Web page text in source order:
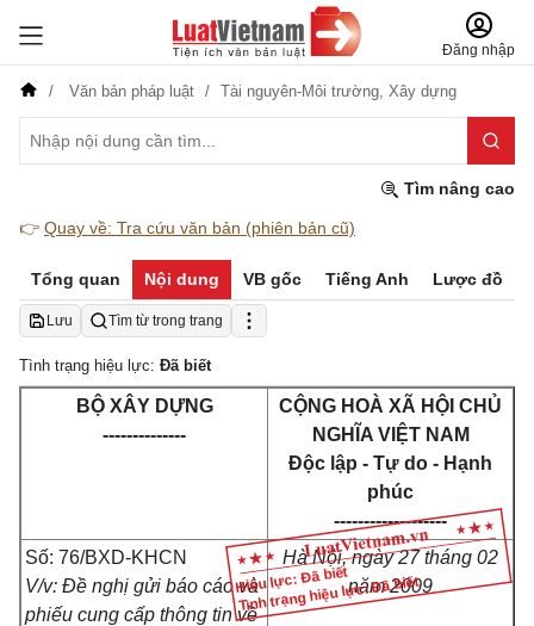
Đăng nhập
Văn bản pháp luật Tài nguyên-Môi trường, Xây dựng
Tìm nâng cao
👉 Quay về: Tra cứu văn bản (phiên bản cũ)
Tổng quan Nội dung VB gốc Tiếng Anh Lược đồ
Lưu Tìm từ trong trang
Tình trạng hiệu lực: Đã biết
Hiệu lực: Đã biết
Tình trạng hiệu lực: Đã biết
BỘ XÂY DỰNG
--------------
CỘNG HOÀ XÃ HỘI CHỦ
NGHĨA VIỆT NAM
Độc lập - Tự do - Hạnh
phúc
-------------------
Số: 76/BXD-KHCN
V/v: Đề nghị gửi báo cáo và
phiếu cung cấp thông tin về
Hà Nội, ngày 27 tháng 02
năm 2009